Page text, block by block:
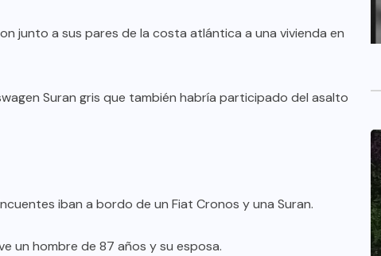
junto a sus pares de la costa atlántica a una vivienda en
Suran gris que también habría participado del asalto
iban a bordo de un Fiat Cronos y una Suran.
un hombre de 87 años y su esposa.